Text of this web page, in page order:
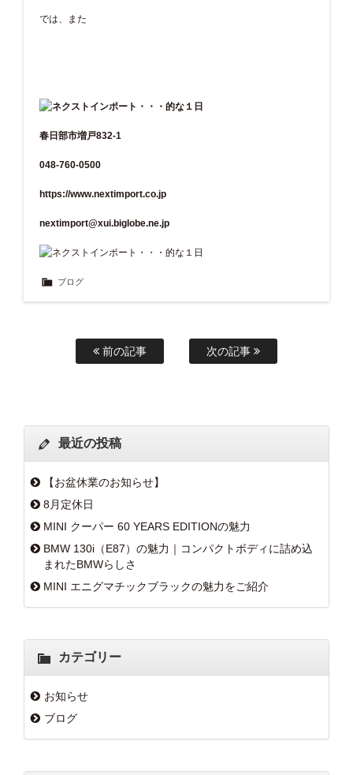
では、また
春日部市増戸832-1
048-760-0500
https://www.nextimport.co.jp
nextimport@xui.biglobe.ne.jp
ブログ
前の記事 次の記事
最近の投稿
【お盆休業のお知らせ】
8月定休日
MINI クーパー 60 YEARS EDITIONの魅力
BMW 130i（E87）の魅力｜コンパクトボディに詰め込
まれたBMWらしさ
MINI エニグマチックブラックの魅力をご紹介
カテゴリー
お知らせ
ブログ